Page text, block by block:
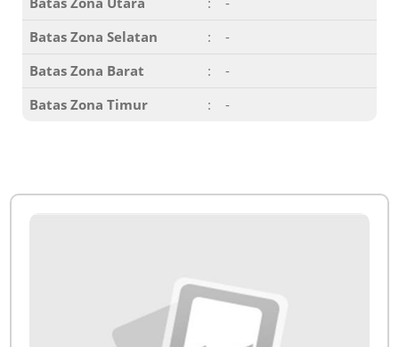
Batas Zona Selatan
:
-
Batas Zona Barat
:
-
Batas Zona Timur
: -